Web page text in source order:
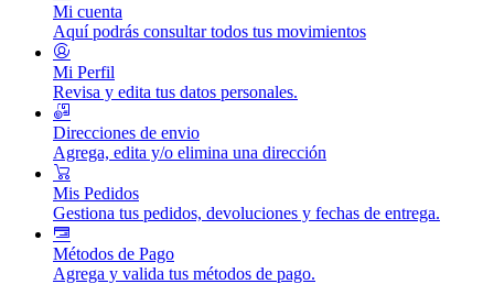
Mi cuenta
Aquí podrás consultar todos tus movimientos
Mi Perfil
Revisa y edita tus datos personales.
Direcciones de envio
Agrega, edita y/o elimina una dirección
Mis Pedidos
Gestiona tus pedidos, devoluciones y fechas de entrega.
Métodos de Pago
Agrega y valida tus métodos de pago.